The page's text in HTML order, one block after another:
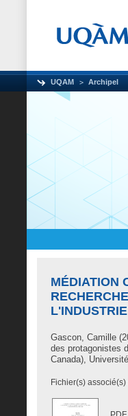
UQAM Archipel
MÉDIATION
Gascon, Camille
des protagonistes
Canada),
Fichier(s)